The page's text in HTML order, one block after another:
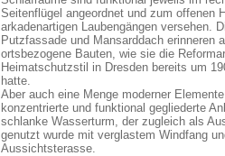
Seitenflügel angeordnet und zum offenen
arkadenartigen Laubengängen versehen.
Putzfassade und Mansarddach erinneren
ortsbezogene Bauten, wie sie die
Heimatschutzstil in Dresden bereits um
hatte.
Aber auch eine Menge moderner
konzentrierte und funktional gegliederte
schlanke Wasserturm, der zugleich als
genutzt wurde mit verglastem Windfang
Aussichtsterasse.